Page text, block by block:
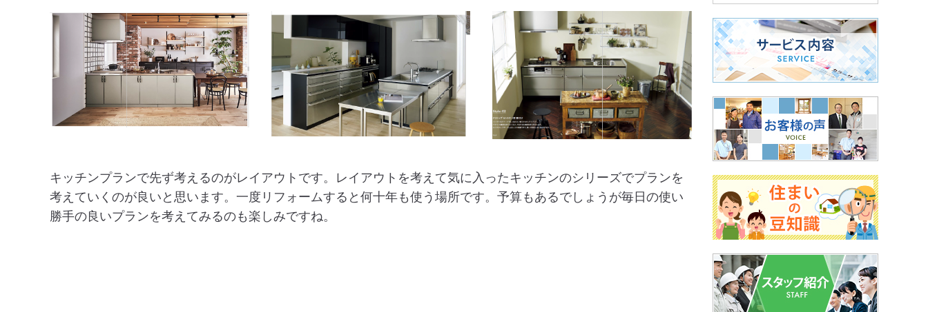
キッチンプランで先ず考えるのがレイアウトです。レイアウトを考えて気に入ったキッチンのシリーズでプランを
考えていくのが良いと思います。一度リフォームすると何十年も使う場所です。予算もあるでしょうが毎日の使い
勝手の良いプランを考えてみるのも楽しみですね。